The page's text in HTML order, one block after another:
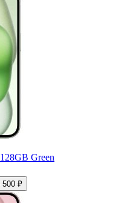
Green
500 ₽